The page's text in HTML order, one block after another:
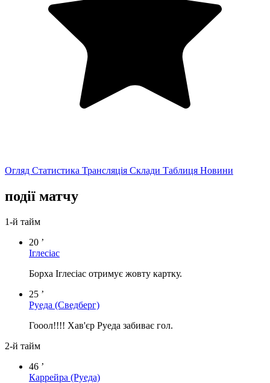
Огляд Статистика Трансляція Склади Таблиця Новини
події матчу
1-й тайм
20 ’
Іглесіас
Борха Іглесіас отримує жовту картку.
25 ’
Руеда (Сведберг)
Гооол!!!! Хав'єр Руеда забиває гол.
2-й тайм
46 ’
Каррейра (Руеда)